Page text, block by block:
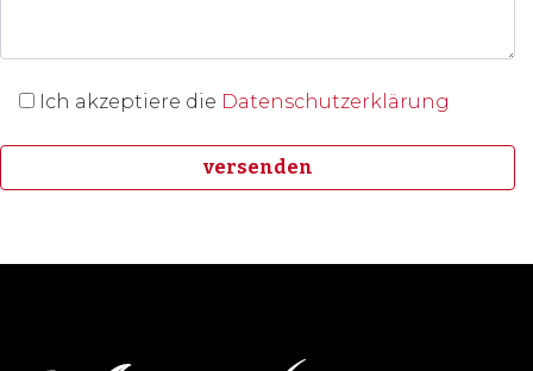
Ich akzeptiere die Datenschutzerklärung